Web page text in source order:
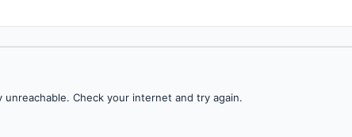
Check your internet and try again.